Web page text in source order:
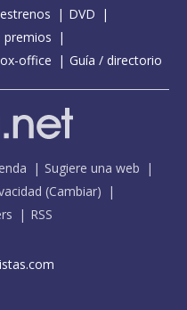
DVD
premios
office Guía / directorio
Sugiere una web
(Cambiar)
RSS